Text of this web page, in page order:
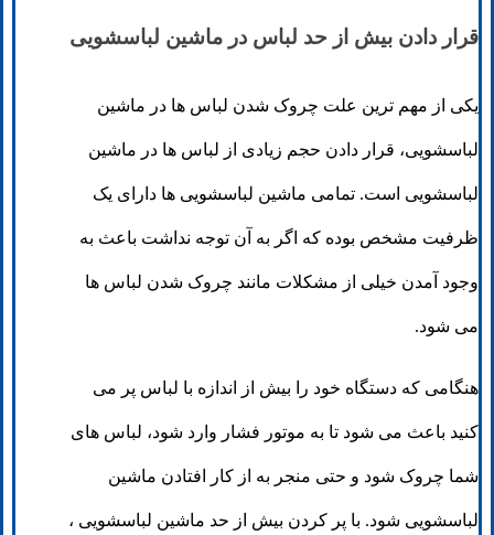
قرار دادن بیش از حد لباس در ماشین لباسشویی
یکی از مهم ترین علت چروک شدن لباس ها در ماشین
لباسشویی، قرار دادن حجم زیادی از لباس ها در ماشین
لباسشویی است. تمامی ماشین لباسشویی ها دارای یک
ظرفیت مشخص بوده که اگر به آن توجه نداشت باعث به
وجود آمدن خیلی از مشکلات مانند چروک شدن لباس ها
می شود.
هنگامی که دستگاه خود را بیش از اندازه با لباس پر می
کنید باعث می شود تا به موتور فشار وارد شود، لباس های
شما چروک شود و حتی منجر به از کار افتادن ماشین
لباسشویی شود. با پر کردن بیش از حد ماشین لباسشویی ،